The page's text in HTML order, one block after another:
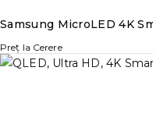
Samsung MicroLED 4K
Preț la Cerere